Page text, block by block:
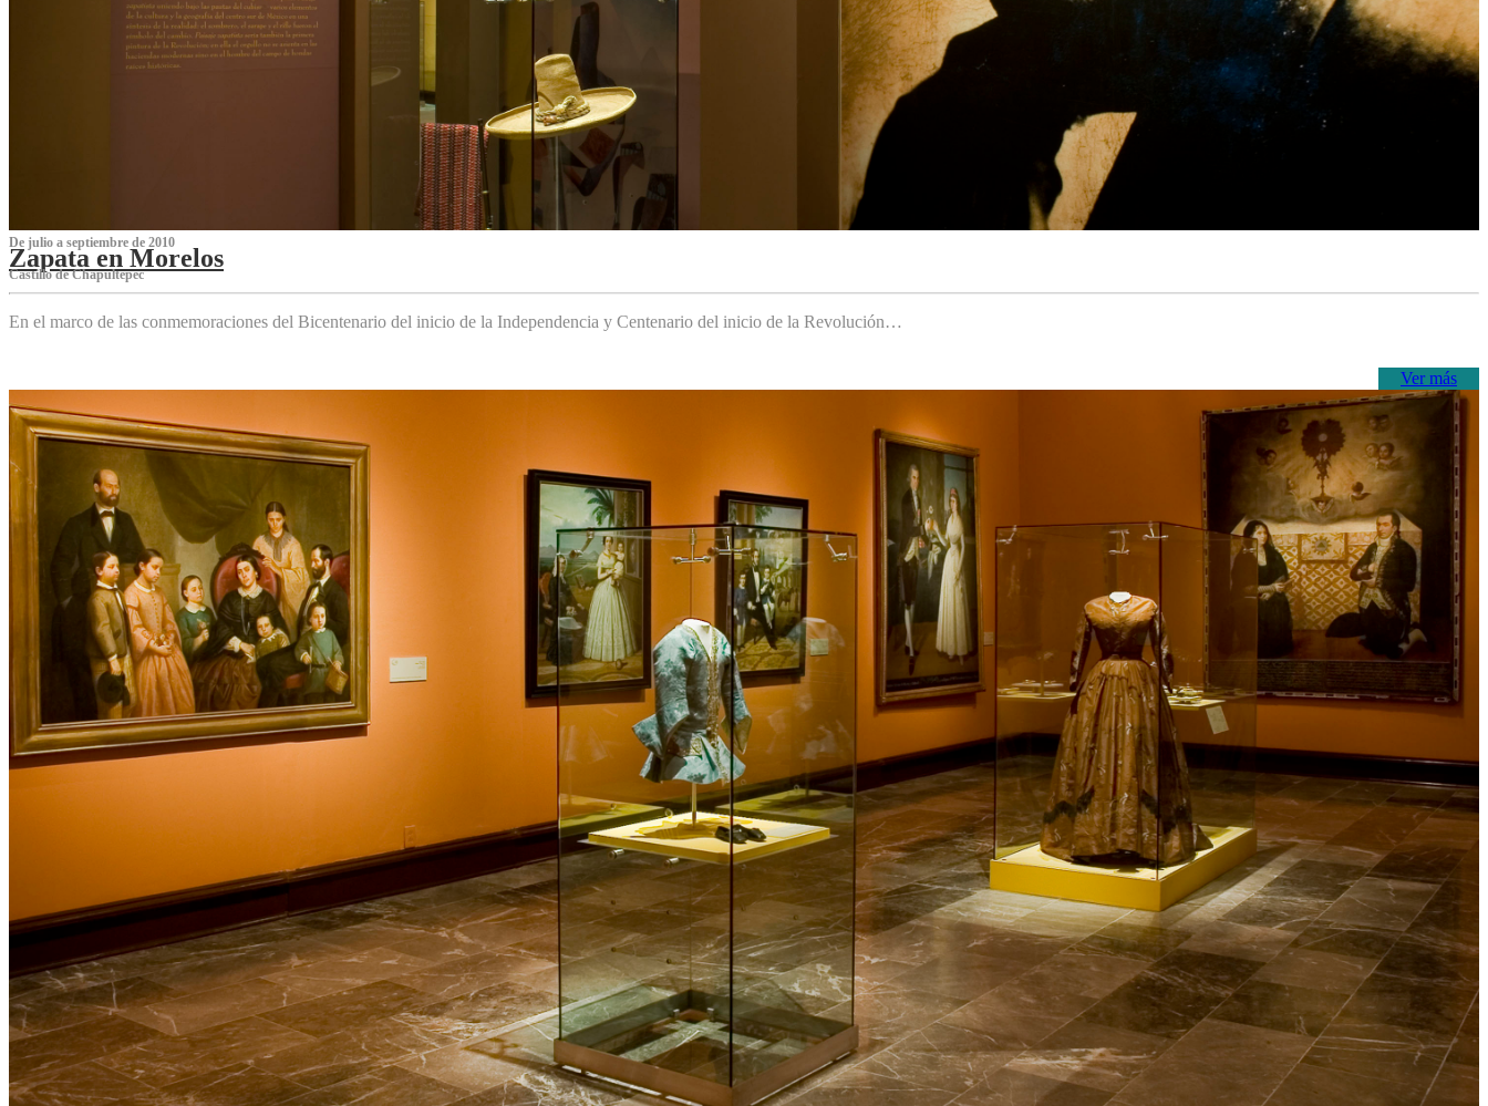
De julio a septiembre de 2010
Zapata en Morelos
Castillo de Chapultepec
En el marco de las conmemoraciones del Bicentenario del inicio de la Independencia y Centenario del inicio de la Revolución…
Ver más